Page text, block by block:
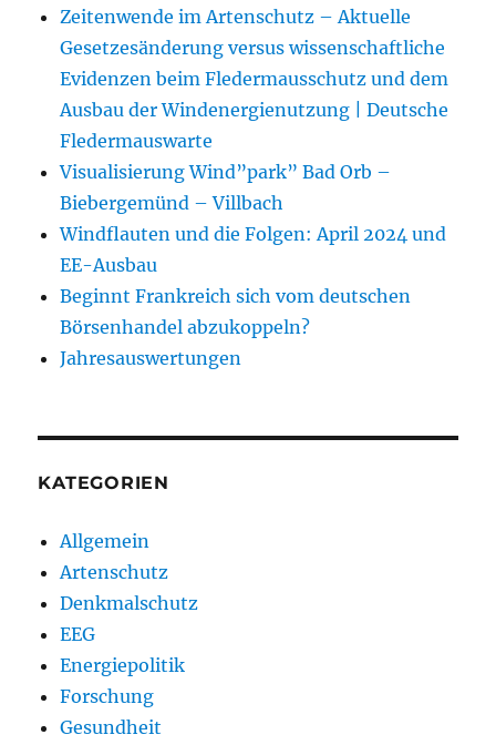
Zeitenwende im Artenschutz – Aktuelle
Gesetzesänderung versus wissenschaftliche
Evidenzen beim Fledermausschutz und dem
Ausbau der Windenergienutzung | Deutsche
Fledermauswarte
Visualisierung Wind”park” Bad Orb –
Biebergemünd – Villbach
Windflauten und die Folgen: April 2024 und
EE-Ausbau
Beginnt Frankreich sich vom deutschen
Börsenhandel abzukoppeln?
Jahresauswertungen
KATEGORIEN
Allgemein
Artenschutz
Denkmalschutz
EEG
Energiepolitik
Forschung
Gesundheit